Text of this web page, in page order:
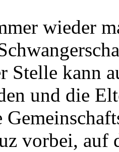
wieder
Stelle kann
und die
vorbei, auf